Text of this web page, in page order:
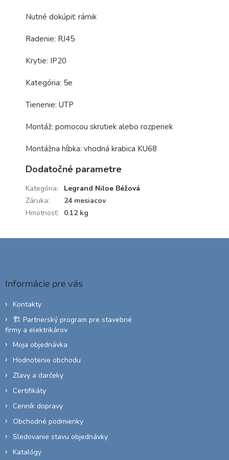
Nutné dokúpiť: rámik
Radenie: RJ45
Krytie: IP20
Kategória: 5e
Tienenie: UTP
Montáž: pomocou skrutiek alebo rozperiek
Montážna hĺbka: vhodná krabica KU68
Dodatočné parametre
Kategória:
Legrand Niloe Béžová
Záruka:
24 mesiacov
Hmotnosť: 0.12 kg
Informácie pre vás
Kontakty
🏗️ Partnerský program pre stavebné
firmy a elektrikárov
Moja objednávka
Hodnotenie obchodu
Zľavy a darčeky
Certifikáty
Cenník dopravy
Obchodné podmienky
Sledovanie stavu objednávky
Katalógy